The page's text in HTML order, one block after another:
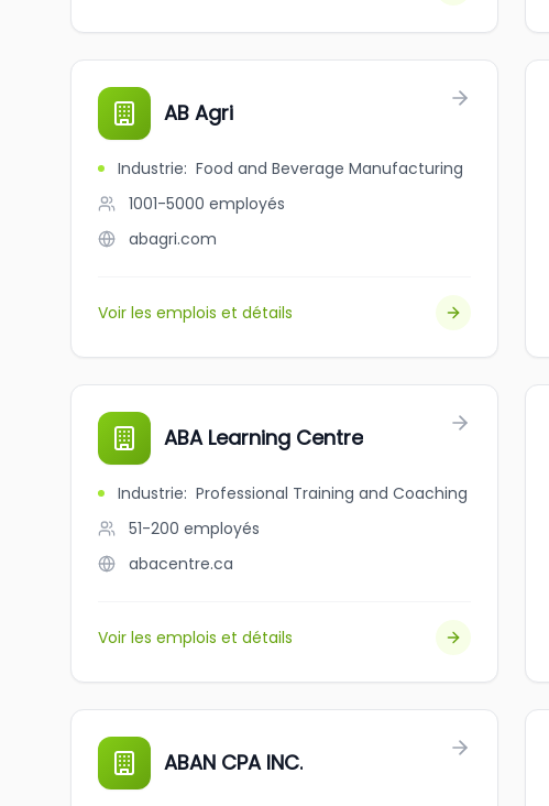
AB Agri
Industrie: Food and Beverage Manufacturing
1001-5000 employés
abagri.com
Voir les emplois et détails
ABA Learning Centre
Industrie: Professional Training and Coaching
51-200 employés
abacentre.ca
Voir les emplois et détails
ABAN CPA INC.